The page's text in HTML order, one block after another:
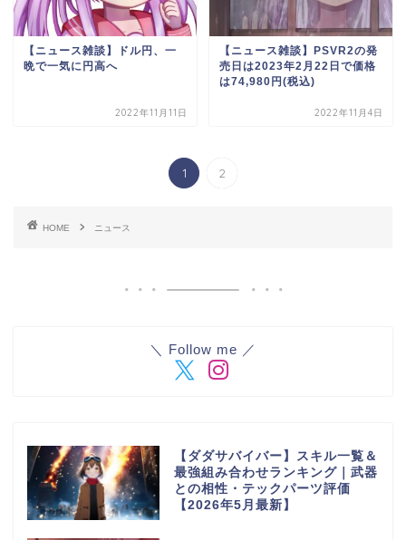
【ニュース雑談】ドル円、一
晩で一気に円高へ
2022年11月11日
【ニュース雑談】PSVR2の発
売日は2023年2月22日で価格
は74,980円(税込)
2022年11月4日
1 2
HOME ニュース
＼ Follow me ／
【ダダサバイバー】スキル一覧＆
最強組み合わせランキング｜武器
との相性・テックパーツ評価
【2026年5月最新】